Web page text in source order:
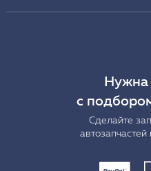
с
Сделайте